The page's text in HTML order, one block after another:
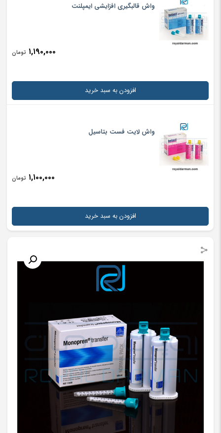
واش قالبگیری افزایشی ایمپلنت
۱,۱۹۰,۰۰۰ تومان
افزودن به سبد خرید
واش لایت فست بتاسیل
۱,۱۰۰,۰۰۰ تومان
افزودن به سبد خرید